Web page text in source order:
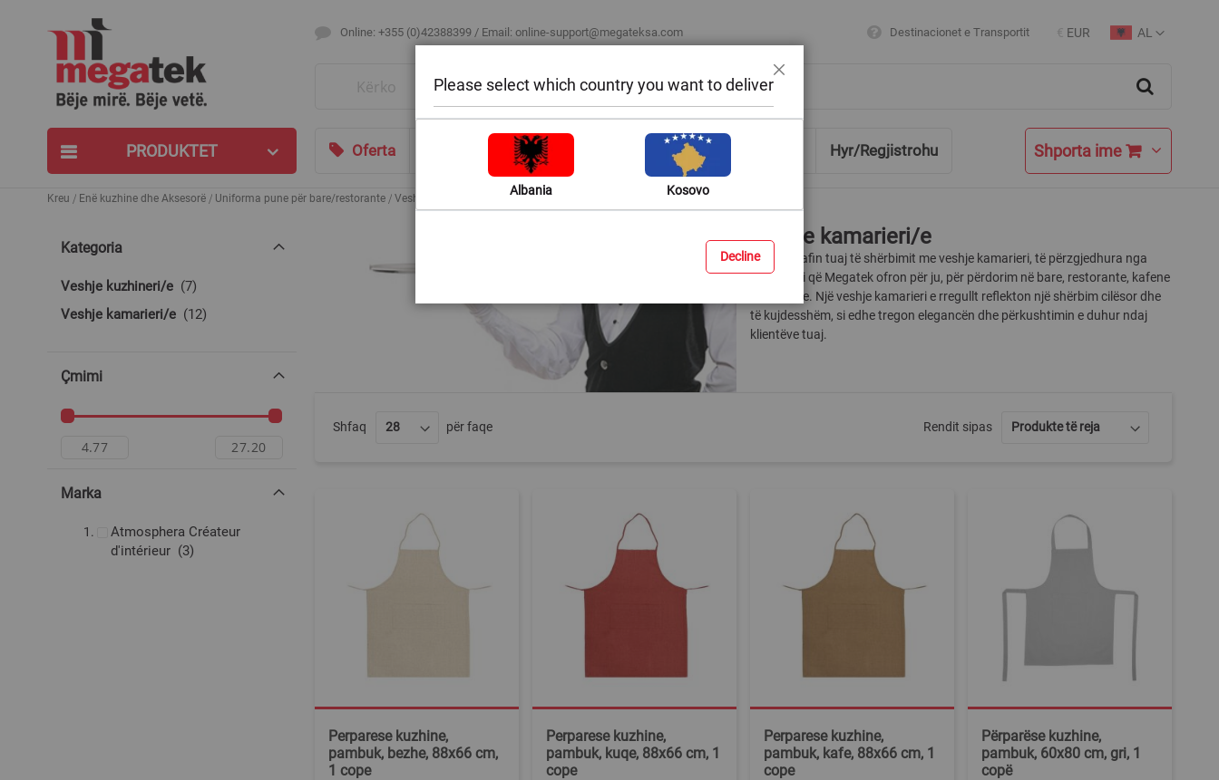
Online: +355 (0)42388399 / Email: online-support@megateksa.com Destinacionet e Transportit
Currency
€ EUR
Language
AL
PRODUKTET Oferta Bli sipas ambientit Ndihmë & Këshilla Hyr/Regjistrohu Shporta ime
Kreu Enë kuzhine dhe Aksesorë Uniforma pune për bare/restorante Veshje kamarieri/e
Veshje kamarieri/e
Pajisni stafin tuaj të shërbimit me veshje kamarieri, të përzgjedhura nga
koleksioni që Megatek ofron për ju, për përdorim në bare, restorante, kafene
apo hotele. Një veshje kamarieri e rregullt reflekton një shërbim cilësor dhe
të kujdesshëm, si edhe tregon elegancën dhe përkushtimin e duhur ndaj
klientëve tuaj.
Shfaq për faqe Rendit sipas
Perparese kuzhine,
pambuk, bezhe, 88x66 cm,
1 cope
Perparese kuzhine,
pambuk, kuqe, 88x66 cm, 1
cope
Perparese kuzhine,
pambuk, kafe, 88x66 cm, 1
cope
Përparëse kuzhine,
pambuk, 60x80 cm, gri, 1
copë
Kategoria
Veshje kuzhineri/e 7produkte
Veshje kamarieri/e
12produkte
Çmimi
Marka
Atmosphera Créateur
d'intérieur
3produkte
Please select which country you want to deliver
Albania Kosovo
Decline